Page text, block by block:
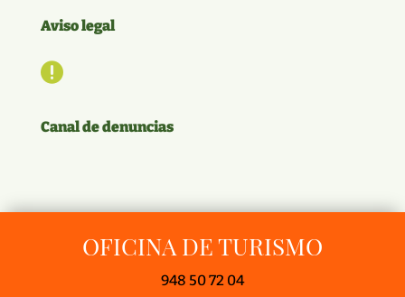
Aviso legal

Canal de denuncias
OFICINA DE TURISMO
948 50 72 04